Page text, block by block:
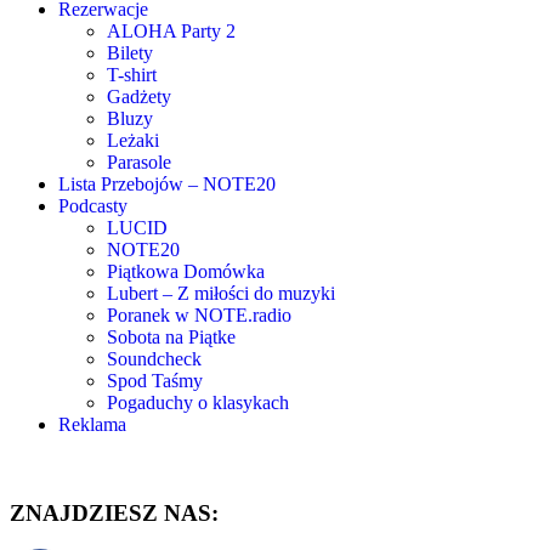
Rezerwacje
ALOHA Party 2
Bilety
T-shirt
Gadżety
Bluzy
Leżaki
Parasole
Lista Przebojów – NOTE20
Podcasty
LUCID
NOTE20
Piątkowa Domówka
Lubert – Z miłości do muzyki
Poranek w NOTE.radio
Sobota na Piątke
Soundcheck
Spod Taśmy
Pogaduchy o klasykach
Reklama
ZNAJDZIESZ NAS: